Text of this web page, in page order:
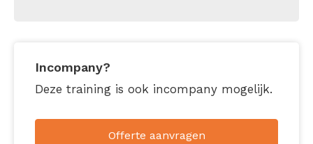
Incompany?
Deze training is ook incompany mogelijk.
Offerte aanvragen